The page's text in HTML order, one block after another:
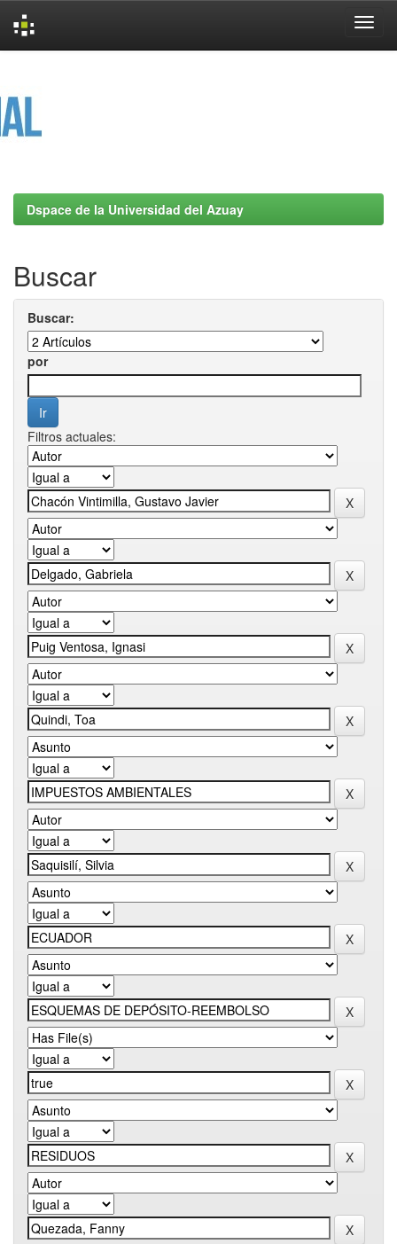
Dspace de la Universidad del Azuay
Buscar
Buscar:
por
Filtros actuales: